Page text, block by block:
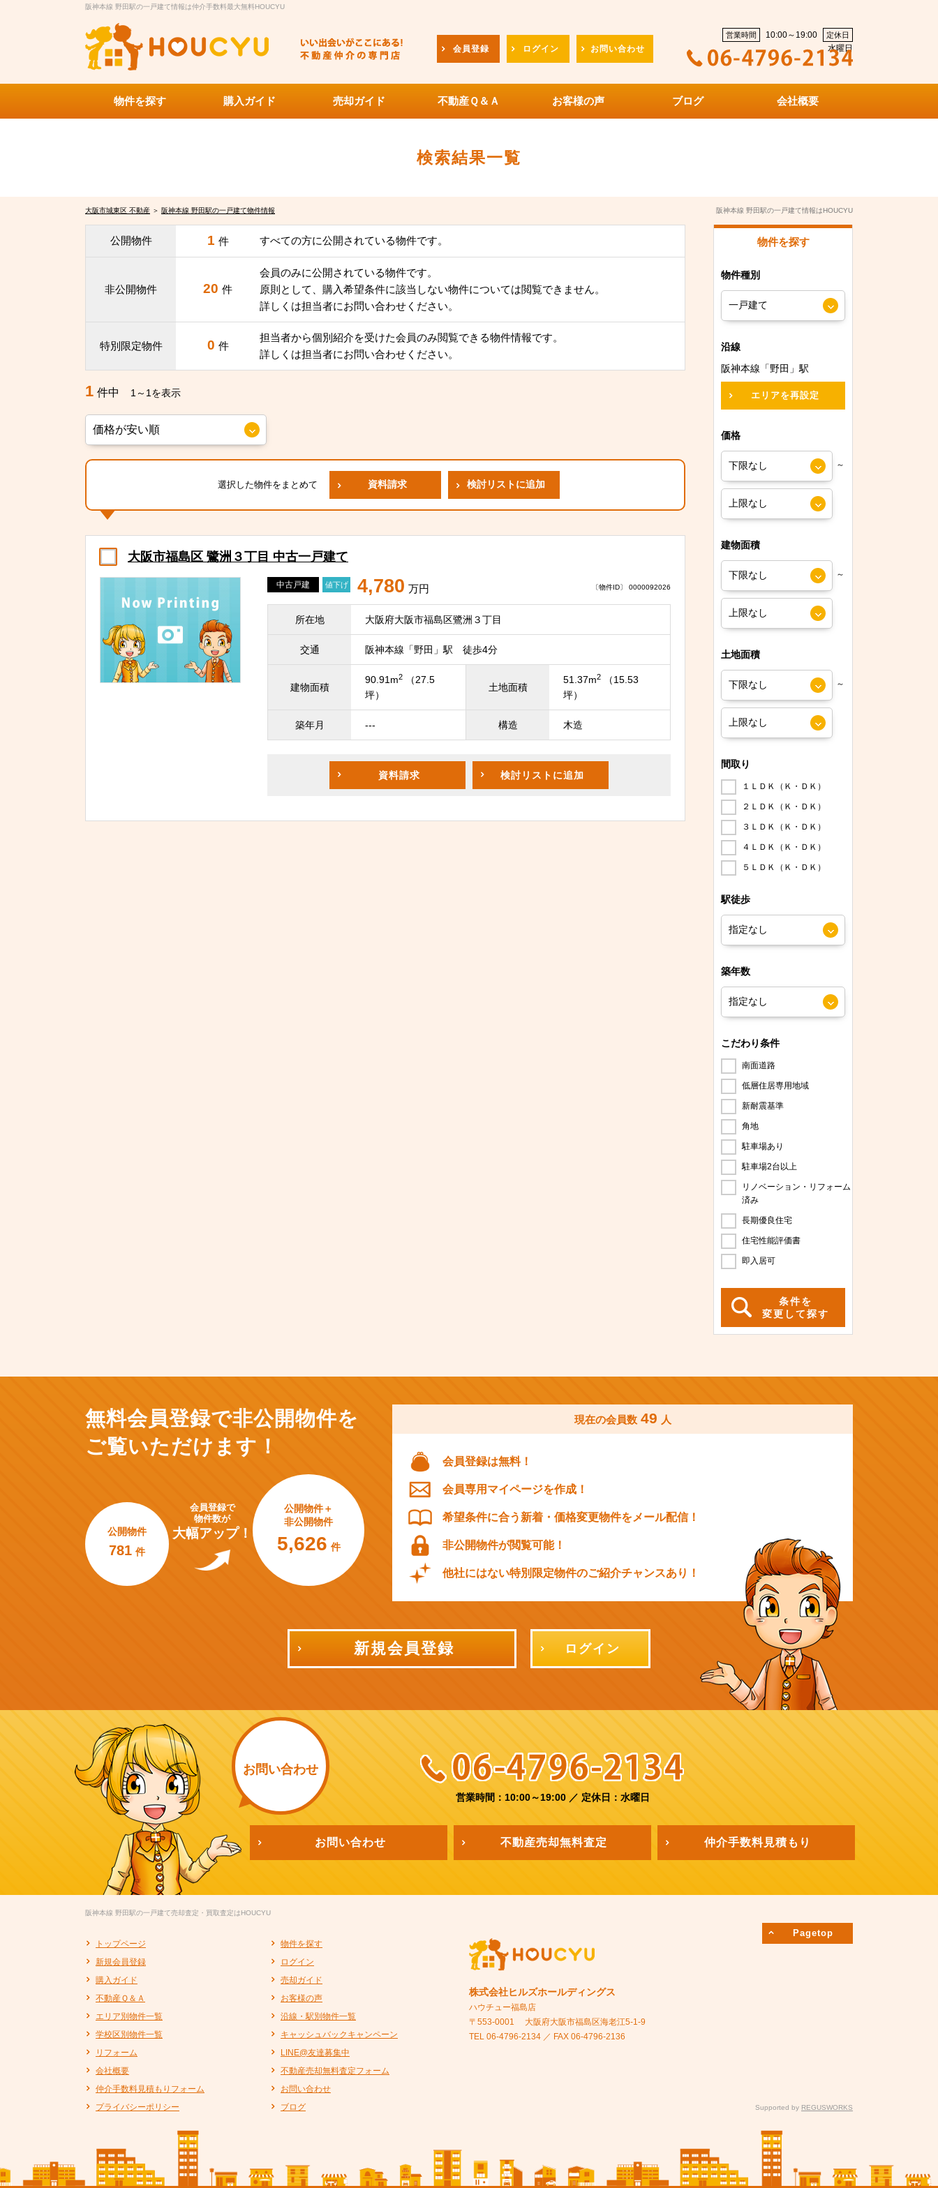
阪神本線 野田駅の一戸建て情報は仲介手数料最大無料HOUCYU
会員登録 ログイン お問い合わせ
営業時間 10:00～19:00 定休日
水曜日
物件を探す 購入ガイド 売却ガイド 不動産Ｑ＆Ａ お客様の声 ブログ 会社概要
検索結果一覧
大阪市城東区 不動産 ＞ 阪神本線 野田駅の一戸建て物件情報 阪神本線 野田駅の一戸建て情報はHOUCYU
公開物件 1 件 すべての方に公開されている物件です。
非公開物件 20 件
会員のみに公開されている物件です。
原則として、購入希望条件に該当しない物件については閲覧できません。
詳しくは担当者にお問い合わせください。
特別限定物件 0 件
担当者から個別紹介を受けた会員のみ閲覧できる物件情報です。
詳しくは担当者にお問い合わせください。
1 件中 1～1を表示
選択した物件をまとめて 資料請求 検討リストに追加
大阪市福島区 鷺洲３丁目 中古一戸建て
〔物件ID〕 0000092026
中古戸建 値下げ 4,780 万円
所在地 大阪府大阪市福島区鷺洲３丁目
交通 阪神本線「野田」駅 徒歩4分
建物面積
90.91m2
（27.5
坪）
土地面積
51.37m2
（15.53
坪）
築年月 --- 構造 木造
資料請求 検討リスト に追加
物件を探す
物件種別
沿線
阪神本線「野田」駅
エリアを再設定
価格
～
建物面積
～
土地面積
～
間取り
１ＬＤＫ（Ｋ・ＤＫ）
２ＬＤＫ（Ｋ・ＤＫ）
３ＬＤＫ（Ｋ・ＤＫ）
４ＬＤＫ（Ｋ・ＤＫ）
５ＬＤＫ（Ｋ・ＤＫ）
駅徒歩
築年数
こだわり条件
南面道路
低層住居専用地域
新耐震基準
角地
駐車場あり
駐車場2台以上
リノベーション・リフォーム
済み
長期優良住宅
住宅性能評価書
即入居可
条件を
変更して探す
無料会員登録で非公開物件を
ご覧いただけます！
会員登録で
物件数が
大幅アップ！
公開物件
781 件
公開物件＋
非公開物件
5,626 件
現在の会員数 49 人
会員登録は無料！
会員専用マイページを作成！
希望条件に合う新着・価格変更物件をメール配信！
非公開物件が閲覧可能！
他社にはない特別限定物件のご紹介チャンスあり！
新規会員登録 ログイン
お問い合わせ
営業時間：10:00～19:00 ／ 定休日：水曜日
お問い合わせ 不動産売却無料査定 仲介手数料見積もり
Pagetop
阪神本線 野田駅の一戸建て売却査定・買取査定はHOUCYU
トップページ
物件を探す
新規会員登録
ログイン
購入ガイド
売却ガイド
不動産Ｑ＆Ａ
お客様の声
エリア別物件一覧
沿線・駅別物件一覧
学校区別物件一覧
キャッシュバックキャンペーン
リフォーム
LINE@友達募集中
会社概要
不動産売却無料査定フォーム
仲介手数料見積もりフォーム
お問い合わせ
プライバシーポリシー
ブログ
株式会社ヒルズホールディングス
ハウチュー福島店
〒553-0001
大阪府大阪市福島区海老江5-1-9
TEL 06-4796-2134 ／ FAX 06-4796-2136
Supported by REGUSWORKS